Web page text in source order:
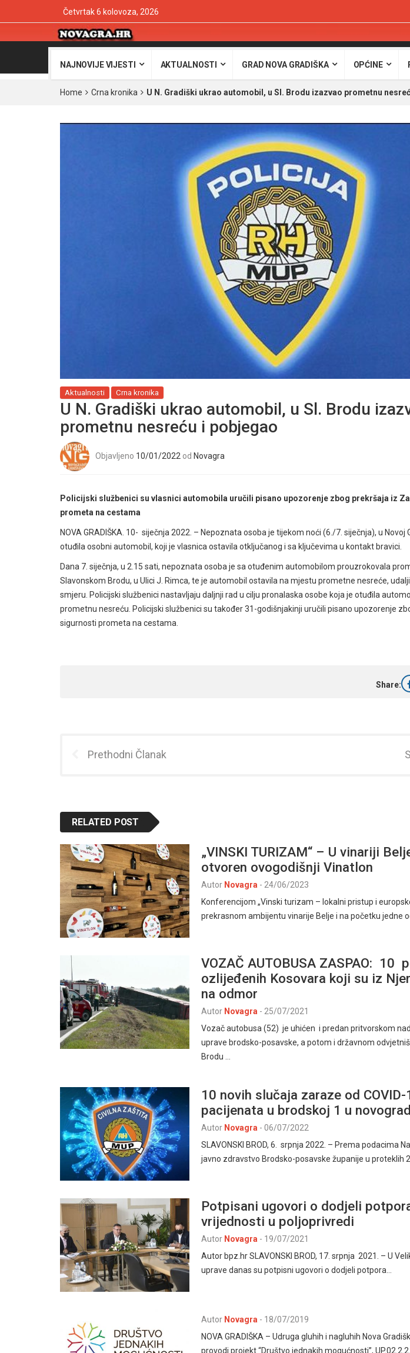
Četvrtak 6 kolovoza, 2026
NAJNOVIJE VIJESTI AKTUALNOSTI GRAD NOVA GRADIŠKA OPĆINE
Home Crna kronika U N. Gradiški ukrao automobil, u Sl. Brodu izazvao prometnu
Aktualnosti Crna kronika
U N. Gradiški ukrao automobil, u Sl. Brodu
prometnu nesreću i pobjegao
Objavljeno 10/01/2022 od Novagra
Policijski službenici su vlasnici automobila uručili pisano upozorenje zbog prekršaja iz
prometa na cestama
NOVA GRADIŠKA. 10- siječnja 2022. – Nepoznata osoba je tijekom noći (6./7. siječnja), u Novoj
otuđila osobni automobil, koji je vlasnica ostavila otključanog i sa ključevima u kontakt bravici.
Dana 7. siječnja, u 2.15 sati, nepoznata osoba je sa otuđenim automobilom prouzrokovala
Slavonskom Brodu, u Ulici J. Rimca, te je automobil ostavila na mjestu prometne nesreće,
smjeru. Policijski službenici nastavljaju daljnji rad u cilju pronalaska osobe koja je otuđila
prometnu nesreću. Policijski službenici su također 31-godišnjakinji uručili pisano upozorenje
sigurnosti prometa na cestama.
Share:
Prethodni Članak
RELATED POST
„VINSKI TURIZAM“ – U vinariji
otvoren ovogodišnji Vinatlon
Autor Novagra - 24/06/2023
Konferencijom „Vinski turizam – lokalni pristup i
prekrasnom ambijentu vinarije Belje i na početku jedne
VOZAČ AUTOBUSA ZASPAO: 10
ozlijeđenih Kosovara koji su iz
na odmor
Autor Novagra - 25/07/2021
Vozač autobusa (52) je uhićen i predan pritvorskom
uprave brodsko-posavske, a potom i državnom
Brodu …
10 novih slučaja zaraze od COVID-
pacijenata u brodskoj 1 u
Autor Novagra - 06/07/2022
SLAVONSKI BROD, 6. srpnja 2022. – Prema podacima
javno zdravstvo Brodsko-posavske županije u proteklih
Potpisani ugovori o dodjeli
vrijednosti u poljoprivredi
Autor Novagra - 19/07/2021
Autor bpz.hr SLAVONSKI BROD, 17. srpnja 2021. – U
uprave danas su potpisni ugovori o dodjeli potpora…
Autor Novagra - 18/07/2019
NOVA GRADIŠKA – Udruga gluhih i nagluhih Nova
provodi projekt “Društvo jednakih mogućnosti”,